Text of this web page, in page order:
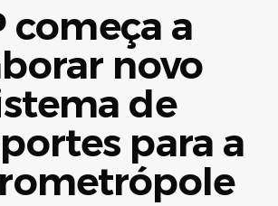
começa a
novo
de
para a